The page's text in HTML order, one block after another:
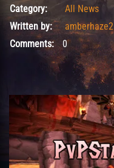
Category:
All News
Written by:
amberhaze2
Comments:0